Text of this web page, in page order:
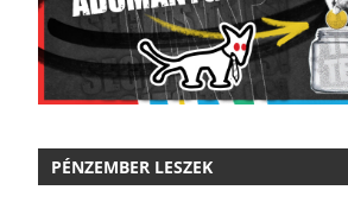
PÉNZEMBER LESZEK